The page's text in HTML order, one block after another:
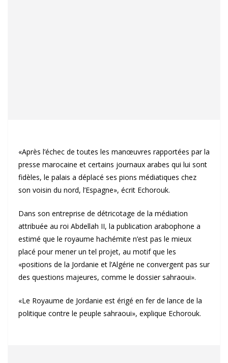
«Après l’échec de toutes les manœuvres rapportées par la
presse marocaine et certains journaux arabes qui lui sont
fidèles, le palais a déplacé ses pions médiatiques chez
son voisin du nord, l’Espagne», écrit Echorouk.
Dans son entreprise de détricotage de la médiation
attribuée au roi Abdellah II, la publication arabophone a
estimé que le royaume hachémite n’est pas le mieux
placé pour mener un tel projet, au motif que les
«positions de la Jordanie et l’Algérie ne convergent pas sur
des questions majeures, comme le dossier sahraoui».
«Le Royaume de Jordanie est érigé en fer de lance de la
politique contre le peuple sahraoui», explique Echorouk.